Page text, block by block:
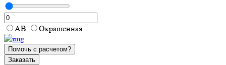
АВ Окрашенная
Помочь с расчетом?
Заказать